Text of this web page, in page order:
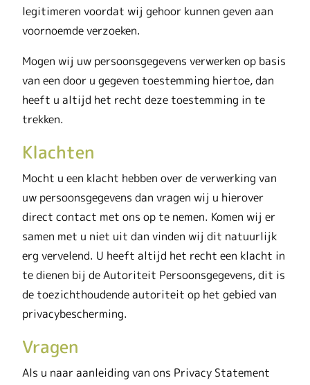
legitimeren voordat wij gehoor kunnen geven aan
voornoemde verzoeken.
Mogen wij uw persoonsgegevens verwerken op basis
van een door u gegeven toestemming hiertoe, dan
heeft u altijd het recht deze toestemming in te
trekken.
Klachten
Mocht u een klacht hebben over de verwerking van
uw persoonsgegevens dan vragen wij u hierover
direct contact met ons op te nemen. Komen wij er
samen met u niet uit dan vinden wij dit natuurlijk
erg vervelend. U heeft altijd het recht een klacht in
te dienen bij de Autoriteit Persoonsgegevens, dit is
de toezichthoudende autoriteit op het gebied van
privacybescherming.
Vragen
Als u naar aanleiding van ons Privacy Statement